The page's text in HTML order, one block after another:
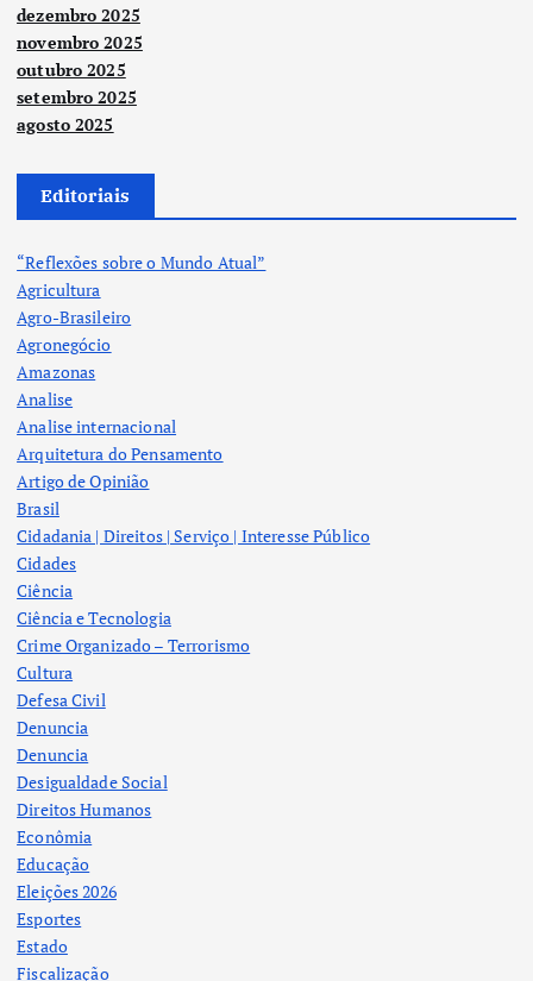
dezembro 2025
novembro 2025
outubro 2025
setembro 2025
agosto 2025
Editoriais
“Reflexões sobre o Mundo Atual”
Agricultura
Agro-Brasileiro
Agronegócio
Amazonas
Analise
Analise internacional
Arquitetura do Pensamento
Artigo de Opinião
Brasil
Cidadania | Direitos | Serviço | Interesse Público
Cidades
Ciência
Ciência e Tecnologia
Crime Organizado – Terrorismo
Cultura
Defesa Civil
Denuncia
Denuncia
Desigualdade Social
Direitos Humanos
Econômia
Educação
Eleições 2026
Esportes
Estado
Fiscalização